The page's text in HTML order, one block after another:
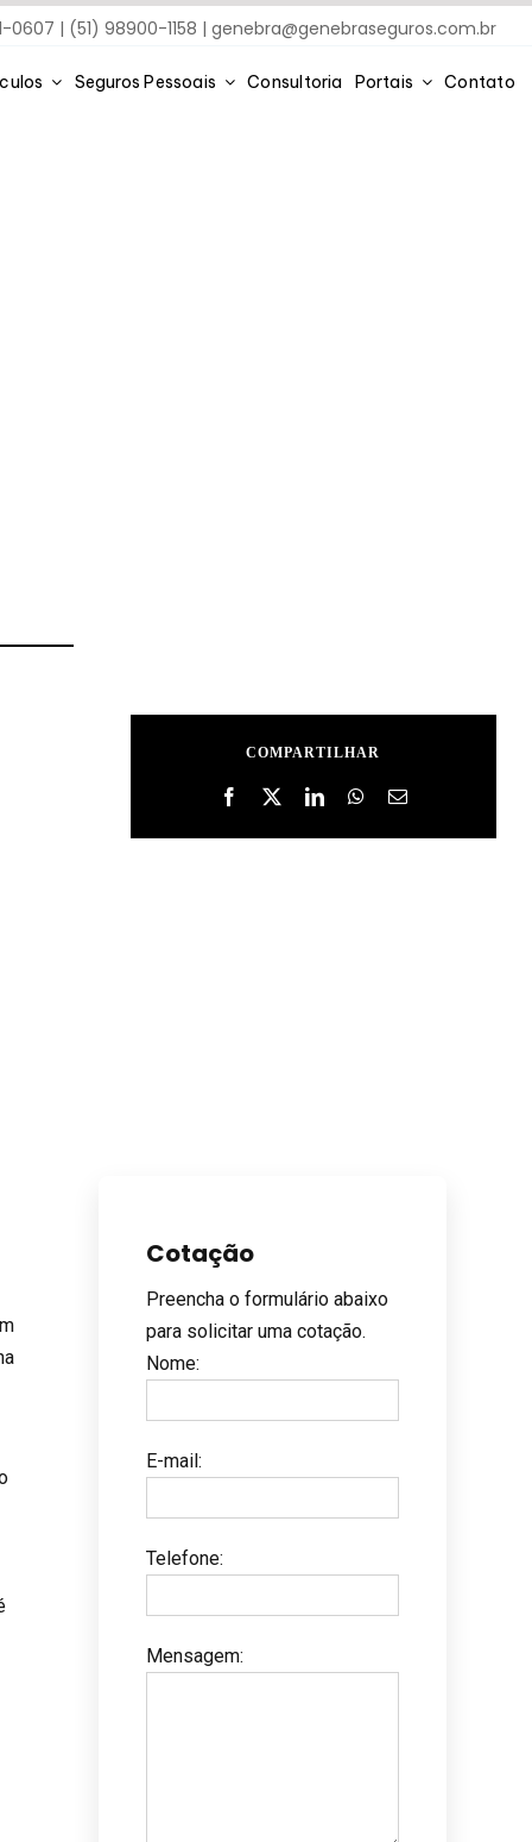
0607 | (51) 98900-1158 |genebra@genebraseguros.com.br
Seguros Pessoais Consultoria Portais Contato
COMPARTILHAR
Cotação
Preencha o formulário abaixo
para solicitar uma cotação.
Nome:
E-mail:
Telefone:
Mensagem: